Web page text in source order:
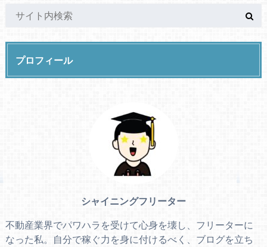
プロフィール
シャイニングフリーター
不動産業界でパワハラを受けて心身を壊し、フリーターに
なった私。自分で稼ぐ力を身に付けるべく、ブログを立ち